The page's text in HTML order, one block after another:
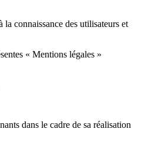
connaissance des utilisateurs et
« Mentions légales »
dans le cadre de sa réalisation